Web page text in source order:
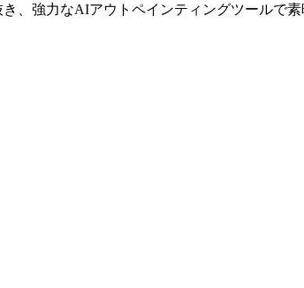
、強力なAIアウトペインティングツールで素